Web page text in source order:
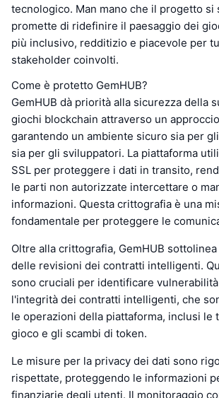
tecnologico. Man mano che il progetto si
promette di ridefinire il paesaggio dei
più inclusivo, redditizio e piacevole per
stakeholder coinvolti.
Come è protetto GemHUB?
GemHUB dà priorità alla sicurezza della
giochi blockchain attraverso un
garantendo un ambiente sicuro sia per
sia per gli sviluppatori. La piattaforma
SSL per proteggere i dati in transito,
le parti non autorizzate intercettare o
informazioni. Questa crittografia è una
fondamentale per proteggere le
Oltre alla crittografia, GemHUB
delle revisioni dei contratti intelligenti.
sono cruciali per identificare
l'integrità dei contratti intelligenti, che
le operazioni della piattaforma, inclusi le
gioco e gli scambi di token.
Le misure per la privacy dei dati sono
rispettate, proteggendo le informazioni
finanziarie degli utenti. Il monitoraggio